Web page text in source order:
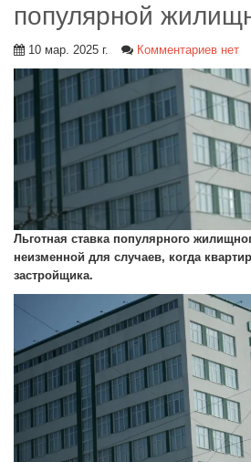
популярной
10 мар. 2025 г. Комментариев нет
Льготная ставка популярного
неизменной для случаев, когда
застройщика.